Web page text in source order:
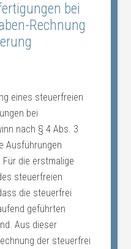
bei
Rechnung
eines steuerfreien
bei
nach § 4 Abs. 3
Ausführungen
die erstmalige
steuerfreien
die steuerfrei
geführten
Aus dieser
der steuerfrei